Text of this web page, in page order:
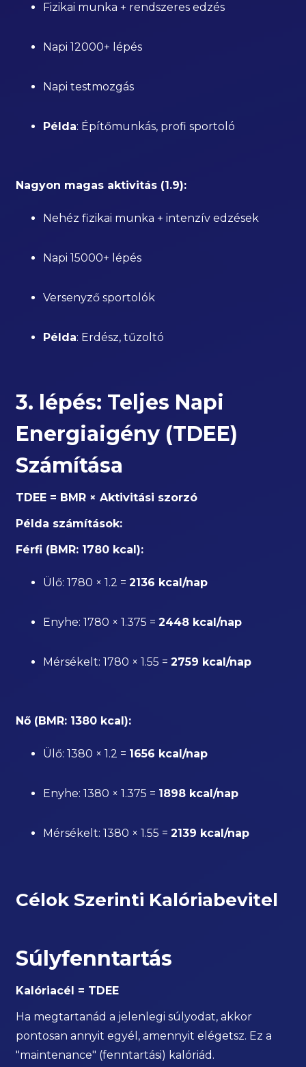
Fizikai munka + rendszeres edzés
Napi 12000+ lépés
Napi testmozgás
Példa: Építőmunkás, profi sportoló
Nagyon magas aktivitás (1.9):
Nehéz fizikai munka + intenzív edzések
Napi 15000+ lépés
Versenyző sportolók
Példa: Erdész, tűzoltó
3. lépés: Teljes Napi
Energiaigény (TDEE)
Számítása
TDEE = BMR × Aktivitási szorzó
Példa számítások:
Férfi (BMR: 1780 kcal):
Ülő: 1780 × 1.2 =2136 kcal/nap
Enyhe: 1780 × 1.375 =2448 kcal/nap
Mérsékelt: 1780 × 1.55 =2759 kcal/nap
Nő (BMR: 1380 kcal):
Ülő: 1380 × 1.2 = 1656 kcal/nap
Enyhe: 1380 × 1.375 = 1898 kcal/nap
Mérsékelt: 1380 × 1.55 =2139 kcal/nap
Célok Szerinti Kalóriabevitel
Súlyfenntartás
Kalóriacél = TDEE
Ha megtartanád a jelenlegi súlyodat, akkor
pontosan annyit egyél, amennyit elégetsz. Ez a
"maintenance" (fenntartási) kalóriád.